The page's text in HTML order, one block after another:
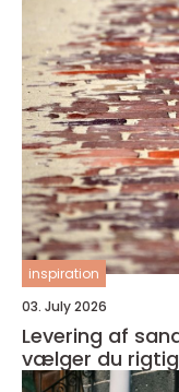
inspiration
03. July 2026
Levering af
vælger du